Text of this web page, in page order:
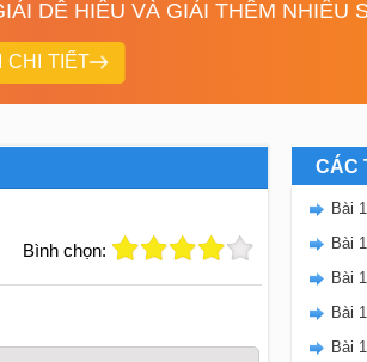
DỄ HIỂU VÀ GIẢI THÊM NHIỀU
CHI TIẾT
Bình chọn:
CÁC
Bài
Bài
Bài
Bài